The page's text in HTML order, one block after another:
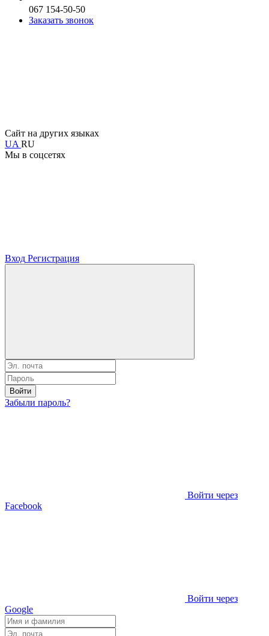
067 154-50-50
Заказать звонок
Сайт на других языках
UA RU
Мы в соцсетях
Вход Регистрация
Войти
Забыли пароль?
Войти через
Facebook
Войти через
Google